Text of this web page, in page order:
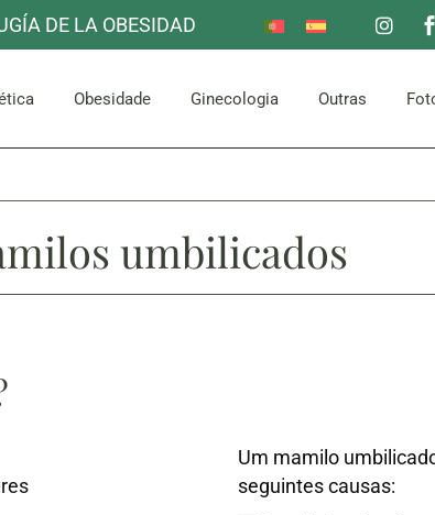
DE LA OBESIDAD
Mama
Abdómen e Glúteos
Obesidade
Bypass gástrico
Ginecologia Outras
Outros
Mama
Redução do estômago
Bypass gástrico
Outros
umbilicados
Um mamilo
seguintes causas: